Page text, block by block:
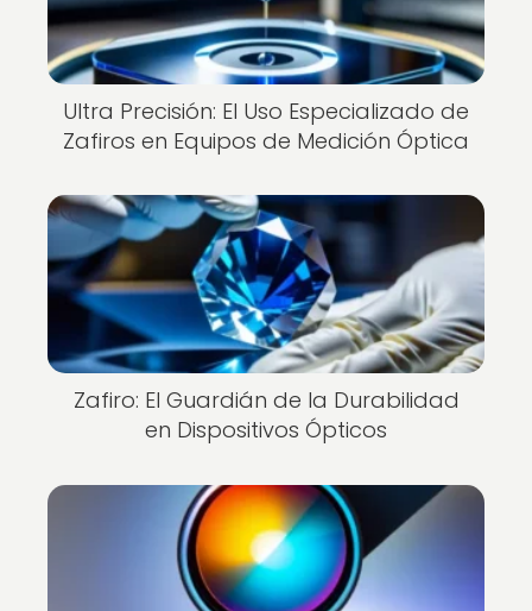
Ultra Precisión: El Uso Especializado de
Zafiros en Equipos de Medición Óptica
Zafiro: El Guardián de la Durabilidad
en Dispositivos Ópticos